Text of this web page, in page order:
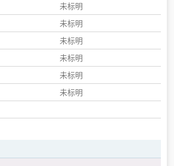
未标明
未标明
未标明
未标明
未标明
未标明